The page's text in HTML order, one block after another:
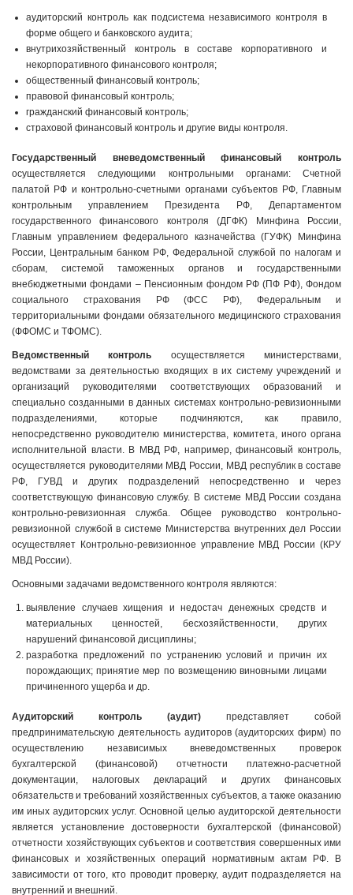
аудиторский контроль как подсистема независимого контроля в
форме общего и банковского аудита;
внутрихозяйственный контроль в составе корпоративного и
некорпоративного финансового контроля;
общественный финансовый контроль;
правовой финансовый контроль;
гражданский финансовый контроль;
страховой финансовый контроль и другие виды контроля.
Государственный вневедомственный финансовый контроль
осуществляется следующими контрольными органами: Счетной
палатой РФ и контрольно-счетными органами субъектов РФ, Главным
контрольным управлением Президента РФ, Департаментом
государственного финансового контроля (ДГФК) Минфина России,
Главным управлением федерального казначейства (ГУФК) Минфина
России, Центральным банком РФ, Федеральной службой по налогам и
сборам, системой таможенных органов и государственными
внебюджетными фондами – Пенсионным фондом РФ (ПФ РФ), Фондом
социального страхования РФ (ФСС РФ), Федеральным и
территориальными фондами обязательного медицинского страхования
(ФФОМС и ТФОМС).
Ведомственный контроль осуществляется министерствами,
ведомствами за деятельностью входящих в их систему учреждений и
организаций руководителями соответствующих образований и
специально созданными в данных системах контрольно-ревизионными
подразделениями, которые подчиняются, как правило,
непосредственно руководителю министерства, комитета, иного органа
исполнительной власти. В МВД РФ, например, финансовый контроль,
осуществляется руководителями МВД России, МВД республик в составе
РФ, ГУВД и других подразделений непосредственно и через
соответствующую финансовую службу. В системе МВД России создана
контрольно-ревизионная служба. Общее руководство контрольно-
ревизионной службой в системе Министерства внутренних дел России
осуществляет Контрольно-ревизионное управление МВД России (КРУ
МВД России).
Основными задачами ведомственного контроля являются:
выявление случаев хищения и недостач денежных средств и
материальных ценностей, бесхозяйственности, других
нарушений финансовой дисциплины;
разработка предложений по устранению условий и причин их
порождающих; принятие мер по возмещению виновными лицами
причиненного ущерба и др.
Аудиторский контроль (аудит) представляет собой
предпринимательскую деятельность аудиторов (аудиторских фирм) по
осуществлению независимых вневедомственных проверок
бухгалтерской (финансовой) отчетности платежно-расчетной
документации, налоговых деклараций и других финансовых
обязательств и требований хозяйственных субъектов, а также оказанию
им иных аудиторских услуг. Основной целью аудиторской деятельности
является установление достоверности бухгалтерской (финансовой)
отчетности хозяйствующих субъектов и соответствия совершенных ими
финансовых и хозяйственных операций нормативным актам РФ. В
зависимости от того, кто проводит проверку, аудит подразделяется на
внутренний и внешний.